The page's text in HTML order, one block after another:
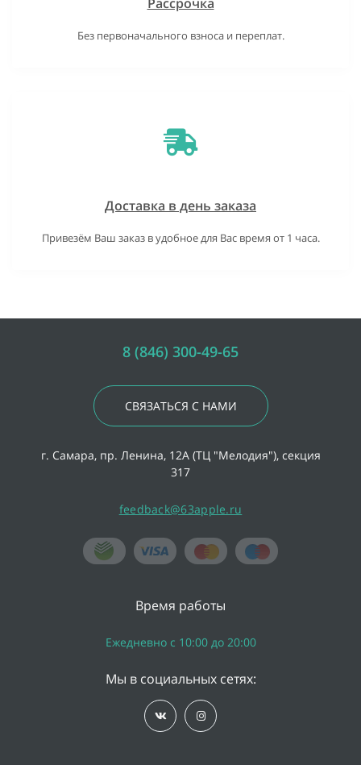
Без первоначального взноса и переплат.
Доставка в день заказа
Привезём Ваш заказ в удобное для Вас время от 1 часа.
8 (846) 300-49-65
СВЯЗАТЬСЯ С НАМИ
г. Самара, пр. Ленина, 12А (ТЦ "Мелодия"), секция
317
feedback@63apple.ru
Время работы
Ежедневно с 10:00 до 20:00
Мы в социальных сетях: